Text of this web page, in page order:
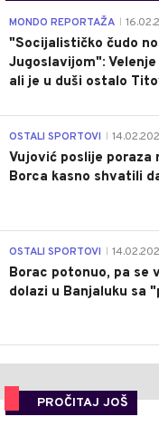
MONDO REPORTAŽA
"Socijalističko čudo
Jugoslavijom":
ali je u duši ostalo
OSTALI SPORTOVI
Vujović poslije poraza
Borca kasno shvatili
OSTALI SPORTOVI
Borac potonuo, pa se
dolazi u Banjaluku sa
PROČITAJ JOŠ